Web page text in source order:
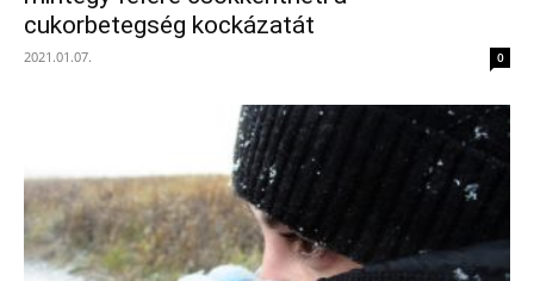
cukorbetegség kockázatát
2021.01.07. 0